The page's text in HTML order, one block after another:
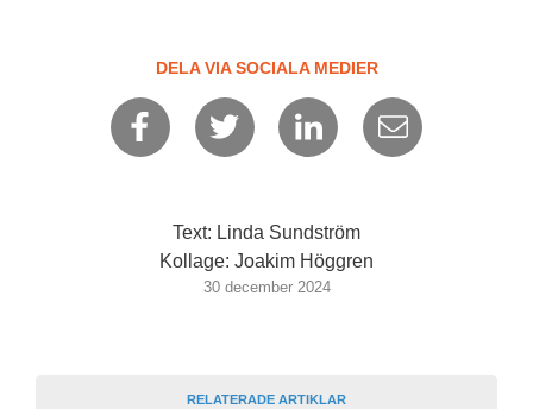
DELA VIA SOCIALA MEDIER
Text: Linda Sundström
Kollage: Joakim Höggren
30 december 2024
RELATERADE ARTIKLAR